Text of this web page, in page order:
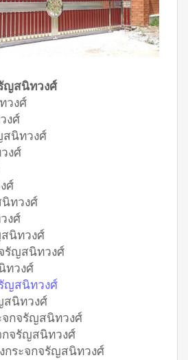
ญสนิทวงศ์
วงศ์
งศ์
สนิทวงศ์
งศ์
ศ์
ทวงศ์
งศ์
นิทวงศ์
รัญสนิทวงศ์
ทวงศ์
ญสนิทวงศ์
สนิทวงศ์
จกจรัญสนิทวงศ์
กจรัญสนิทวงศ์
กระจกจรัญสนิทวงศ์